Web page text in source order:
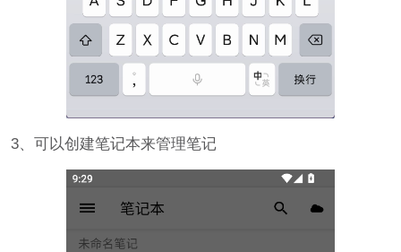
3、可以创建笔记本来管理笔记